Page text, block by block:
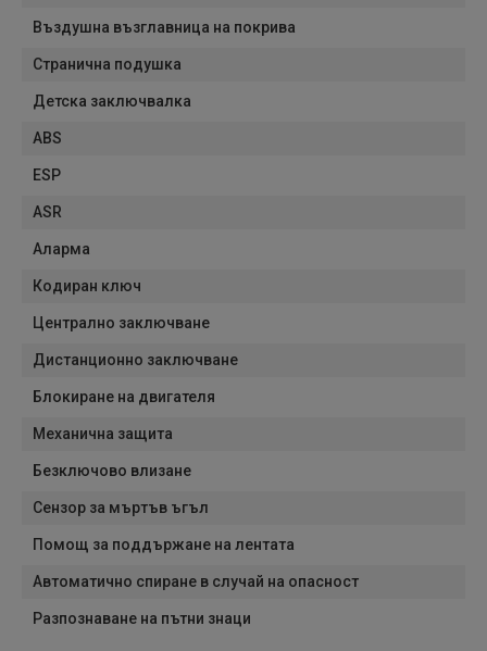
Въздушна възглавница на покрива
Странична подушка
Детска заключвалка
ABS
ESP
ASR
Аларма
Кодиран ключ
Централно заключване
Дистанционно заключване
Блокиране на двигателя
Механична защита
Безключово влизане
Сензор за мъртъв ъгъл
Помощ за поддържане на лентата
Автоматично спиране в случай на опасност
Разпознаване на пътни знаци